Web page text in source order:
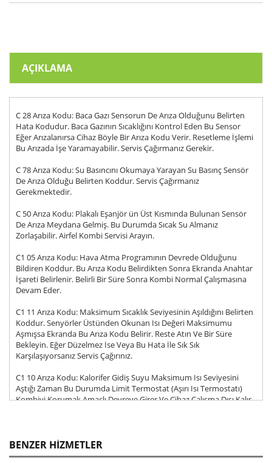
AÇIKLAMA
C 28 Arıza Kodu: Baca Gazı Sensorun De Arıza Olduğunu Belirten
Hata Kodudur. Baca Gazının Sıcaklığını Kontrol Eden Bu Sensor
Eğer Arızalanırsa Cihaz Böyle Bir Arıza Kodu Verir. Resetleme İşlemi
Bu Arızada İşe Yaramayabilir. Servis Çağırmanız Gerekir.
C 78 Arıza Kodu: Su Basıncını Okumaya Yarayan Su Basınç Sensör
De Arıza Olduğu Belirten Koddur. Servis Çağırmanız
Gerekmektedir.
C 50 Arıza Kodu: Plakalı Eşanjör ün Üst Kısmında Bulunan Sensör
De Arıza Meydana Gelmiş. Bu Durumda Sıcak Su Almanız
Zorlaşabilir. Airfel Kombi Servisi Arayın.
C1 05 Arıza Kodu: Hava Atma Programının Devrede Olduğunu
Bildiren Koddur. Bu Arıza Kodu Belirdikten Sonra Ekranda Anahtar
İşareti Belirlenir. Belirli Bir Süre Sonra Kombi Normal Çalışmasına
Devam Eder.
C1 11 Arıza Kodu: Maksimum Sıcaklık Seviyesinin Aşıldığını Belirten
Koddur. Senyörler Üstünden Okunan Isı Değeri Maksimumu
Aşmışsa Ekranda Bu Arıza Kodu Belirir. Reste Atın Ve Bir Süre
Bekleyin. Eğer Düzelmez İse Veya Bu Hata İle Sık Sık
Karşılaşıyorsanız Servis Çağırınız.
C1 10 Arıza Kodu: Kalorifer Gidiş Suyu Maksimum Isı Seviyesini
Aştığı Zaman Bu Durumda Limit Termostat (Aşırı Isı Termostatı)
Kombiyi Korumak Amaçlı Devreye Girer Ve Cihaz Çalışma Dışı Kalır.
C1 33 Arıza Kodu: Kombide Ateşleme Arızası Olduğunu Bildiren
BENZER HİZMETLER